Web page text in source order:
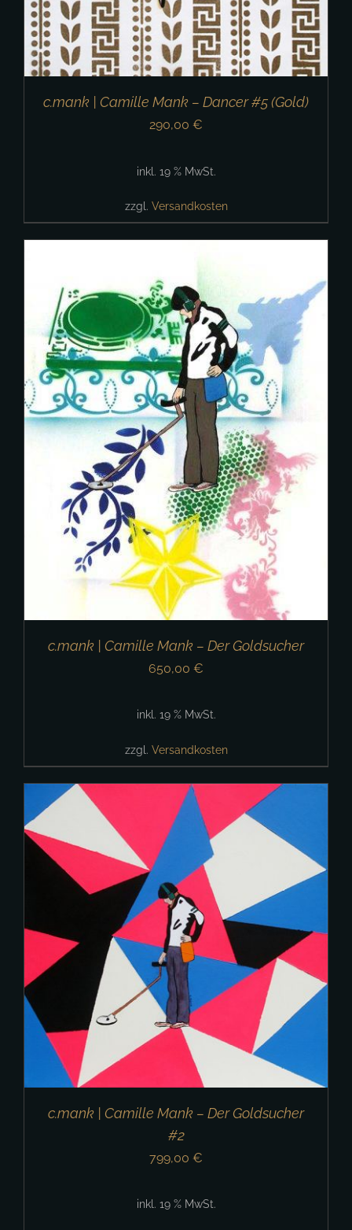
c.mank | Camille Mank – Dancer #5 (Gold)
290,00 €
inkl. 19 % MwSt.
zzgl. Versandkosten
c.mank | Camille Mank – Der Goldsucher
650,00 €
inkl. 19 % MwSt.
zzgl. Versandkosten
c.mank | Camille Mank – Der Goldsucher
#2
799,00 €
inkl. 19 % MwSt.